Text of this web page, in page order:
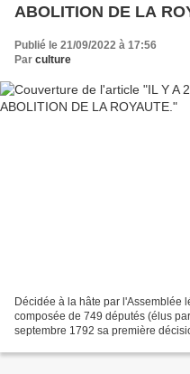
ABOLITION DE LA
Publié le 21/09/2022 à 17:56
Par culture
Décidée à la hâte par l'Assemblée
composée de 749 députés (élus
septembre 1792 sa première